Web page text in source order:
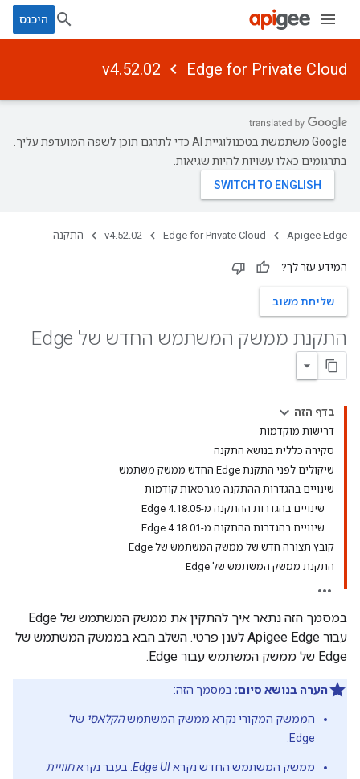
היכנס
Edge for Private Cloud
v4.52.02
‫Google משתמשת בטכנולוגיית AI כדי לתרגם תוכן לשפה המועדפת עליך.
בתרגומים כאלו עשויות להיות שגיאות.
Apigee Edge
Edge for Private Cloud
v4.52.02 התקנה
המידע עזר לך?
שליחת משוב
התקנת ממשק המשתמש החדש של Edge
בדף הזה
דרישות מוקדמות
סקירה כללית בנושא התקנה
שיקולים לפני התקנת Edge החדש ממשק משתמש
שינויים בהגדרות ההתקנה מגרסאות קודמות
שינויים בהגדרות ההתקנה מ-Edge 4.18.05
שינויים בהגדרות ההתקנה מ-Edge 4.18.01
קובץ תצורה חדש של ממשק המשתמש של Edge
התקנת ממשק המשתמש של Edge
במסמך הזה נתאר איך להתקין את ממשק המשתמש של Edge
עבור Apigee Edge לענן פרטי. השלב הבא בממשק המשתמש של
Edge של ממשק המשתמש עבור Edge.
הערה בנושא סיום: במסמך הזה:
הממשק המקורי נקרא ממשק המשתמשהקלאסי של
Edge.
ממשק המשתמש החדש נקראEdge UI . בעבר נקראחוויית